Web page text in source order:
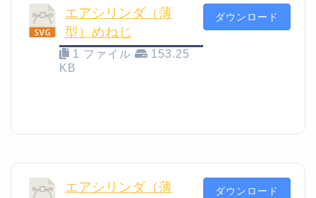
エアシリンダ（薄
型）めねじ
1 ファイル
153.25
KB
ダウンロード
エアシリンダ（薄
ダウンロード